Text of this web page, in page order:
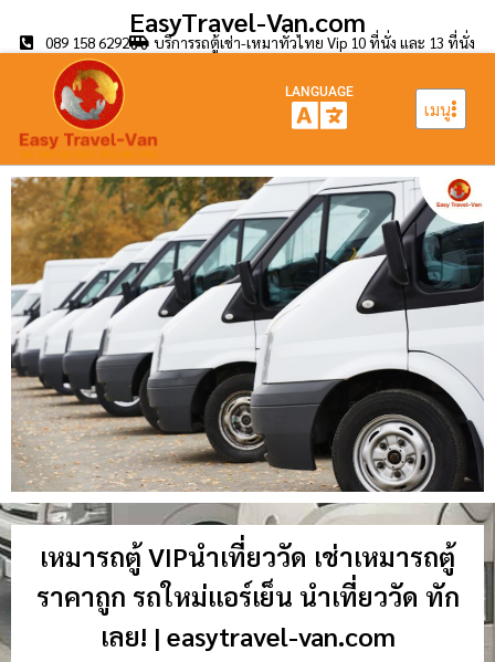
EasyTravel-Van.com
089 158 6292 บริการรถตู้เช่า-เหมาทั่วไทย Vip 10 ที่นั่ง และ 13 ที่นั่ง
เมนู
LANGUAGE
เหมารถตู้ VIPนำเที่ยววัด เช่าเหมารถตู้
ราคาถูก รถใหม่แอร์เย็น นำเที่ยววัด ทัก
เลย! | easytravel-van.com